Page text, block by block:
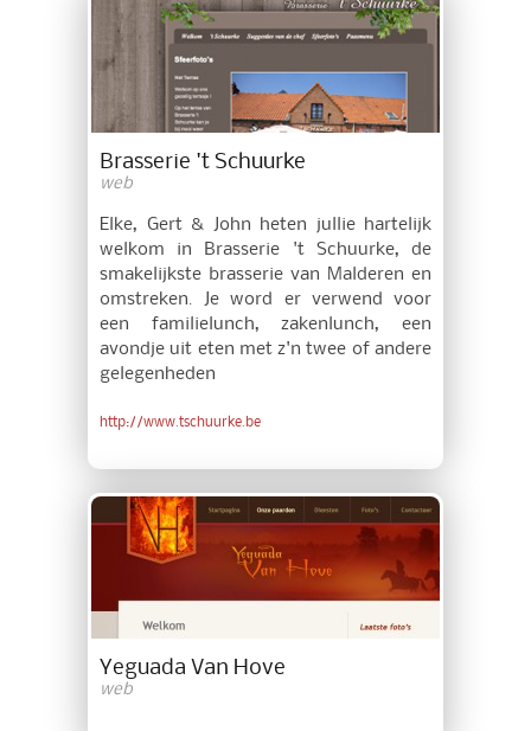
Brasserie 't Schuurke
web
Elke, Gert & John heten jullie hartelijk
welkom in Brasserie 't Schuurke, de
smakelijkste brasserie van Malderen en
omstreken. Je word er verwend voor
een familielunch, zakenlunch, een
avondje uit eten met z'n twee of andere
gelegenheden
http://www.tschuurke.be
Yeguada Van Hove
web